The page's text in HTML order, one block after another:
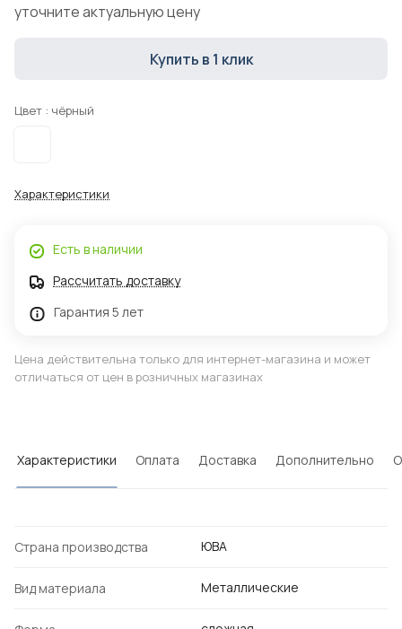
уточните актуальную цену
Купить в 1 клик
Цвет : чёрный
Характеристики
Есть в наличии
Рассчитать доставку
Гарантия 5 лет
Цена действительна только для интернет-магазина и может
отличаться от цен в розничных магазинах
Характеристики Оплата Доставка Дополнительно
Страна производства ЮВА
Вид материала Металлические